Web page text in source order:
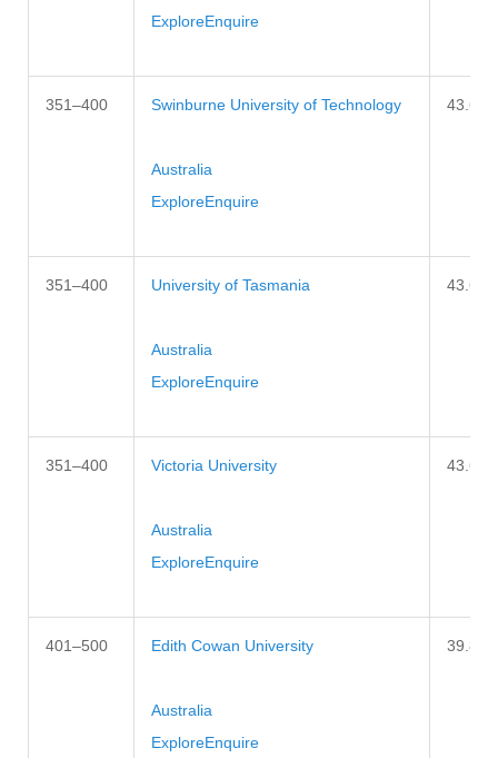
ExploreEnquire
351–400 Swinburne University of Technology
Australia
ExploreEnquire
351–400 University of Tasmania
Australia
ExploreEnquire
351–400 Victoria University
Australia
ExploreEnquire
401–500 Edith Cowan University
Australia
ExploreEnquire